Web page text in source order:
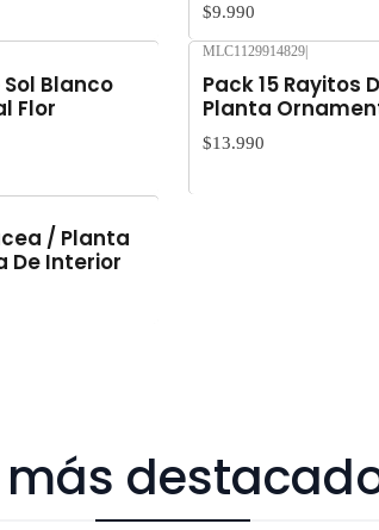
$9.990
Sol Blanco
Flor
MLC1129914829
Pack 15 Rayitos
Planta
$13.990
/ Planta
De Interior
más